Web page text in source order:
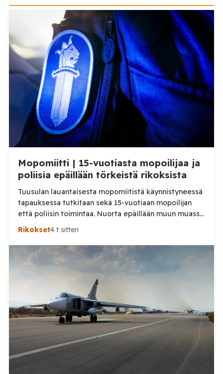
Mopomiitti | 15-vuotiasta mopoilijaa ja
poliisia epäillään törkeistä rikoksista
Tuusulan lauantaisesta mopomiitistä käynnistyneessä
tapauksessa tutkitaan sekä 15-vuotiaan mopoilijan
että poliisin toimintaa. Nuorta epäillään muun muassa
törkeästä liikenneturvallisuuden vaarantamisesta.
puolestaan epäillään virkavelvollisuuden
rikkomisesta, törkeästä liikenneturvallisuuden
vaarantamisesta ja vammantuottamuksesta.
Tuusulassa lauantaina 8. elokuuta tapahtuneesta
mopoilijan pysäytystilanteesta on aloitettu kaksi
erillistä esitutkintaa. Poliisin mukaan mopomiitissä oli
paikalla kymmeniä nuoria. Alueella liikennevalvontaa
tehnyt poliisipartio […]
Rikokset4 t sitten